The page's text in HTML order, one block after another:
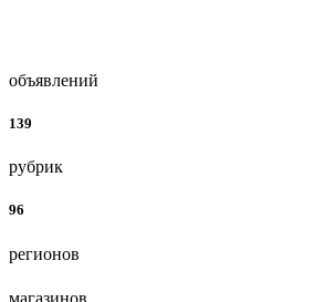
объявлений
139
рубрик
96
регионов
магазинов